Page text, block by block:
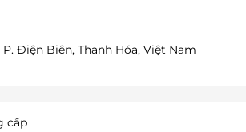
P. Điện Biên, Thanh Hóa, Việt Nam
cấp